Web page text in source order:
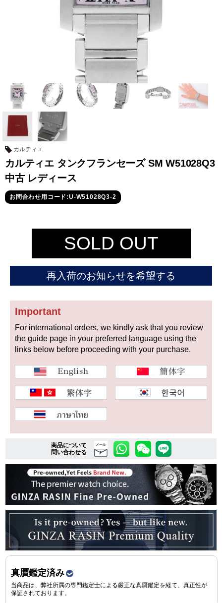
グランド
セイコー
コンスタンタン
商品の状態から探す
新品
中古品 アンティーク品
WEB限定品 SALE
複数条件で商品を絞り込む
詳細検索はこちら
ご利用ガイド
GINZA RASINのプレミアムクオリティについて
送料・お支払方法
ショッピングローンの流れ
よくある質問
お問い合わせ
カルティエ
カルティエ タンクフランセーズ SM W51028Q3
中古 レディース
お問合わせ用コード:U-W51028Q3-2
SOLD OUT
再入荷のお知らせを希望する
Important
For international orders, we kindly ask that you review
the guide page in your preferred language using the
links below before proceeding with your purchase.
商品について
問い合わせる
メール
真贋鑑定済み
当商品は、弊社所属の専門鑑定士による厳正な真贋鑑定を経て、真正性が
保証されております。